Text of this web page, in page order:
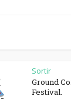
Sortir
Ground
Festival.